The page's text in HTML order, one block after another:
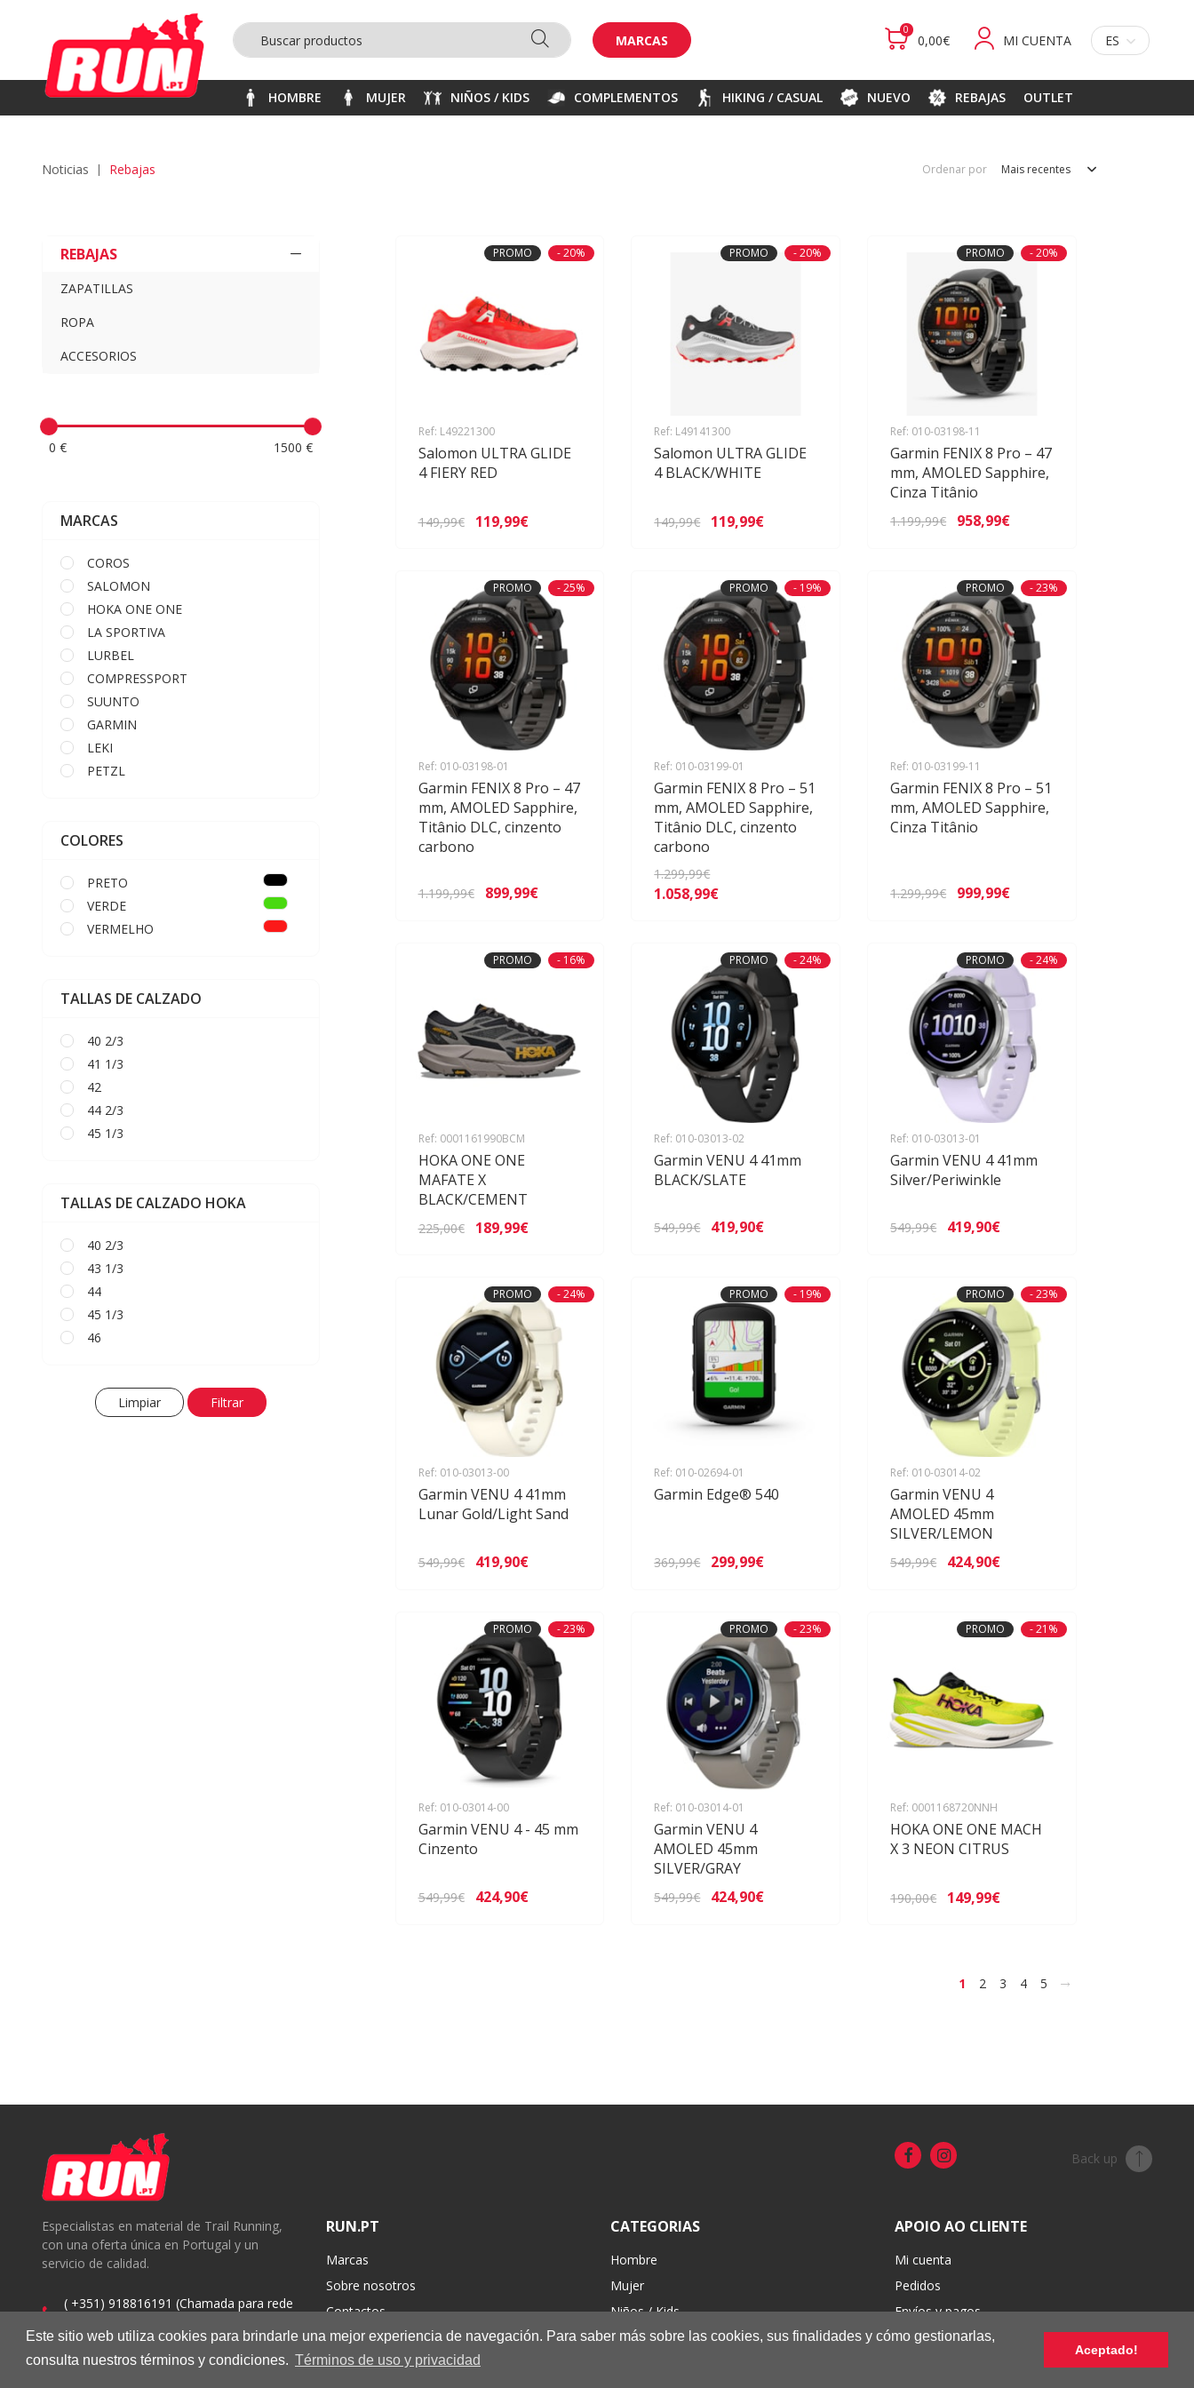
Este sitio web utiliza cookies para brindarle una mejor experiencia de navegación. Para saber más sobre las cookies, sus finalidades y cómo gestionarlas,
consulta nuestros términos y condiciones. Términos de uso y privacidad
Aceptado!
MARCAS
0
0,00€ MI CUENTA ES
HOMBRE MUJER NIÑOS / KIDS COMPLEMENTOS HIKING / CASUAL NUEVO REBAJAS OUTLET
noticias rebajas Ordenar por Mais recentes
REBAJAS
ZAPATILLAS
ROPA
ACCESORIOS
0 € 1500 €
MARCAS
COROS
SALOMON
HOKA ONE ONE
LA SPORTIVA
LURBEL
COMPRESSPORT
SUUNTO
GARMIN
LEKI
PETZL
COLORES
PRETO
VERDE
VERMELHO
TALLAS DE CALZADO
40 2/3
41 1/3
42
44 2/3
45 1/3
TALLAS DE CALZADO HOKA
40 2/3
43 1/3
44
45 1/3
46
Limpiar Filtrar
PROMO - 20%
Ref: L49221300
Salomon ULTRA GLIDE
4 FIERY RED
149,99€ 119,99€
PROMO - 20%
Ref: L49141300
Salomon ULTRA GLIDE
4 BLACK/WHITE
149,99€ 119,99€
PROMO - 20%
Ref: 010-03198-11
Garmin FENIX 8 Pro – 47
mm, AMOLED Sapphire,
Cinza Titânio
1.199,99€ 958,99€
PROMO - 25%
Ref: 010-03198-01
Garmin FENIX 8 Pro – 47
mm, AMOLED Sapphire,
Titânio DLC, cinzento
carbono
1.199,99€ 899,99€
PROMO - 19%
Ref: 010-03199-01
Garmin FENIX 8 Pro – 51
mm, AMOLED Sapphire,
Titânio DLC, cinzento
carbono
1.299,99€
1.058,99€
PROMO - 23%
Ref: 010-03199-11
Garmin FENIX 8 Pro – 51
mm, AMOLED Sapphire,
Cinza Titânio
1.299,99€ 999,99€
PROMO - 16%
Ref: 0001161990BCM
HOKA ONE ONE
MAFATE X
BLACK/CEMENT
225,00€ 189,99€
PROMO - 24%
Ref: 010-03013-02
Garmin VENU 4 41mm
BLACK/SLATE
549,99€ 419,90€
PROMO - 24%
Ref: 010-03013-01
Garmin VENU 4 41mm
Silver/Periwinkle
549,99€ 419,90€
PROMO - 24%
Ref: 010-03013-00
Garmin VENU 4 41mm
Lunar Gold/Light Sand
549,99€ 419,90€
PROMO - 19%
Ref: 010-02694-01
Garmin Edge® 540
369,99€ 299,99€
PROMO - 23%
Ref: 010-03014-02
Garmin VENU 4
AMOLED 45mm
SILVER/LEMON
549,99€ 424,90€
PROMO - 23%
Ref: 010-03014-00
Garmin VENU 4 - 45 mm
Cinzento
549,99€ 424,90€
PROMO - 23%
Ref: 010-03014-01
Garmin VENU 4
AMOLED 45mm
SILVER/GRAY
549,99€ 424,90€
PROMO - 21%
Ref: 0001168720NNH
HOKA ONE ONE MACH
X 3 NEON CITRUS
190,00€ 149,99€
1 2 3 4 5 >
Back up
Especialistas en material de Trail Running,
con una oferta única en Portugal y un
servicio de calidad.
( +351) 918816191 (Chamada para rede
RUN.PT
Marcas
Sobre nosotros
Contactos
CATEGORIAS
Hombre
Mujer
Niños / Kids
Complementos
APOIO AO CLIENTE
Mi cuenta
Pedidos
Envíos y pagos
Cambios y devoluciones